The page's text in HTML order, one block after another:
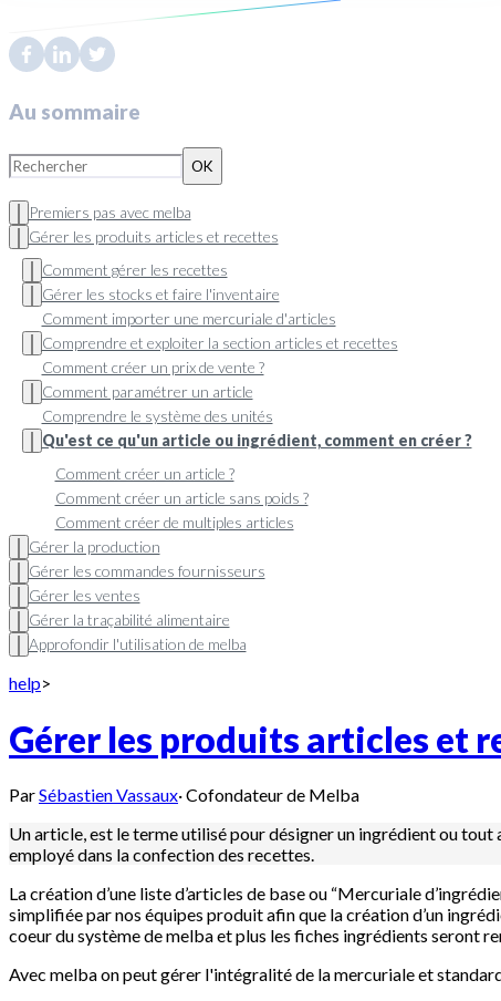
Au sommaire
OK
Premiers pas avec melba
Gérer les produits articles et recettes
Comment gérer les recettes
Gérer les stocks et faire l'inventaire
Comment importer une mercuriale d'articles
Comprendre et exploiter la section articles et recettes
Comment créer un prix de vente ?
Comment paramétrer un article
Comprendre le système des unités
Qu'est ce qu'un article ou ingrédient, comment en créer ?
Comment créer un article ?
Comment créer un article sans poids ?
Comment créer de multiples articles
Gérer la production
Gérer les commandes fournisseurs
Gérer les ventes
Gérer la traçabilité alimentaire
Approfondir l'utilisation de melba
help>
Gérer les produits articles et
ParSébastien Vassaux·Cofondateur de Melba
Un article, est le terme utilisé pour désigner un ingrédient ou
employé dans la confection des recettes.
La création d’une liste d’articles de base ou “Mercuriale
simplifiée par nos équipes produit afin que la création d’un
coeur du système de melba et plus les fiches ingrédients seront
Avec melba on peut gérer l'intégralité de la mercuriale et